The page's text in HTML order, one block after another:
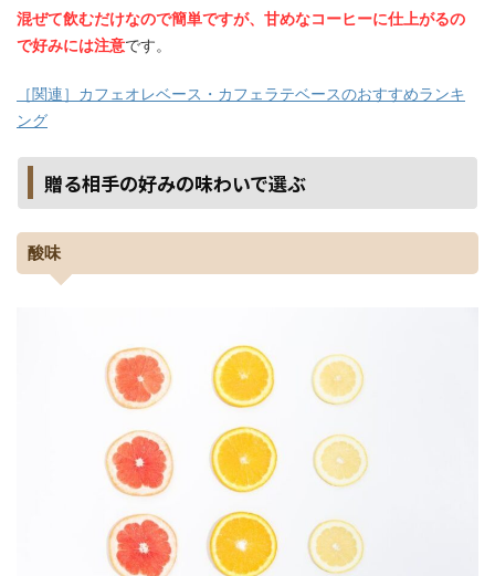
混ぜて飲むだけなので簡単ですが、甘めなコーヒーに仕上がるの
で好みには注意です。
［関連］カフェオレベース・カフェラテベースのおすすめランキ
ング
贈る相手の好みの味わいで選ぶ
酸味